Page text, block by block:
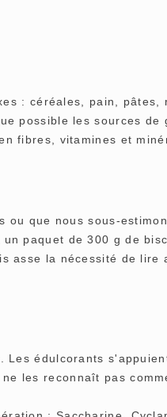
: céréales, pain, pâtes,
possible les sources de
fibres, vitamines et
ou que nous sous-
paquet de 300 g de
asse la nécessité de lire
édulcorants
les reconnaît pas